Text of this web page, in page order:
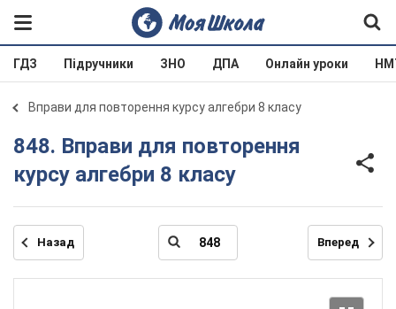
ГДЗ Підручники ЗНО ДПА Онлайн уроки
Вправи для повторення курсу алгебри 8 класу
848. Вправи для повторення
курсу алгебри 8 класу
Назад Вперед